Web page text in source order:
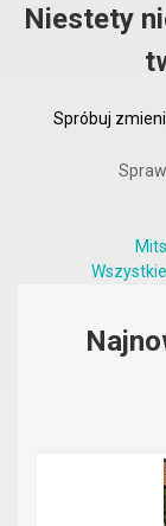
Niestety
Spróbuj